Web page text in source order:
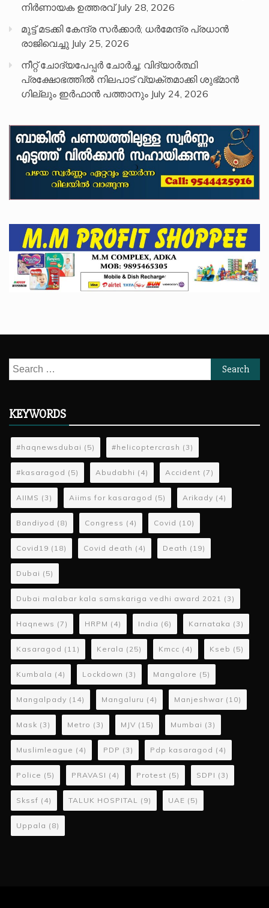
നിർണായക ഉത്തരവ് July 28, 2026
മുട്ട് മടക്കി കേന്ദ്ര സർക്കാർ; ധർമേന്ദ്ര പ്രധാൻ
രാജിവെച്ചു July 25, 2026
നീറ്റ് ചോദ്യപേപ്പര്‍ ചോര്‍ച്ച; വിദ്യാർത്ഥി
പ്രക്ഷോഭത്തിൽ നിലപാട് വ്യക്തമാക്കി ശുഭ്മാൻ
ഗില്ലും ഇർഫാൻ പത്താനും July 24, 2026
Search
for:
KEYWORDS
#haqnewsdubai (5) #helicoptercrash (3)
#kasaragod (5) Abudabhi (4) Accident (7)
AIIMS (3) Aiims for kasaragod (5) Arikady (4)
Bandiyod (8) Congress (4) Covid (10)
Covid19 (18) Covid death (4) Death (19)
Dubai (5)
Dubai malabar kala samskariga vedhi award 2021 (3)
Haqnews (7) HRPM (4) India (6) Karnataka (3)
Kasaragod (11) Kerala (25) Kmcc (4) Kseb (5)
Kumbala (4) Lockdown (3) Mangalore (5)
Mangalpady (14) Mangaluru (4) Manjeshwar (10)
Mask (3) Metro (3) MJV (15) Mumbai (3)
Muslimleague (4) PDP (3) Pdp kasaragod (4)
Police (5) PRAVASI (4) Protest (5) SDPI (3)
Skssf (4) TALUK HOSPITAL (9) UAE (5)
Uppala (8)